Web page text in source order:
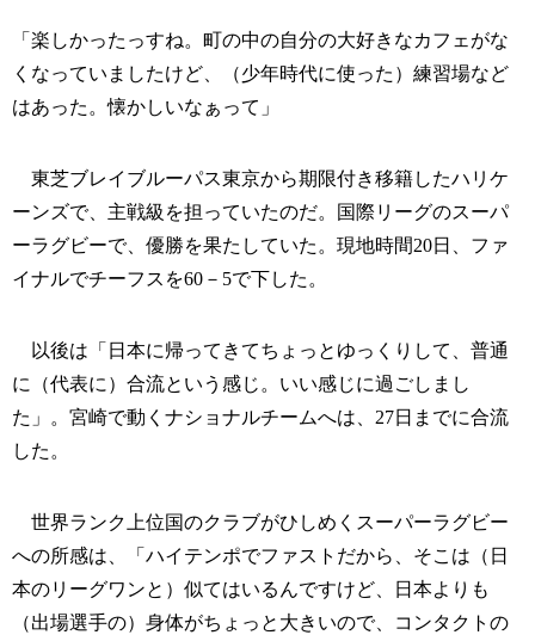
「楽しかったっすね。町の中の自分の大好きなカフェがな
くなっていましたけど、（少年時代に使った）練習場など
はあった。懐かしいなぁって」
東芝ブレイブルーパス東京から期限付き移籍したハリケ
ーンズで、主戦級を担っていたのだ。国際リーグのスーパ
ーラグビーで、優勝を果たしていた。現地時間20日、ファ
イナルでチーフスを60－5で下した。
以後は「日本に帰ってきてちょっとゆっくりして、普通
に（代表に）合流という感じ。いい感じに過ごしまし
た」。宮崎で動くナショナルチームへは、27日までに合流
した。
世界ランク上位国のクラブがひしめくスーパーラグビー
への所感は、「ハイテンポでファストだから、そこは（日
本のリーグワンと）似てはいるんですけど、日本よりも
（出場選手の）身体がちょっと大きいので、コンタクトの